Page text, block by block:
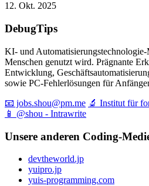
12. Okt. 2025
DebugTips
KI- und
Menschen genutzt wird. Prägnante
Entwicklung,
sowie PC-Fehlerlösungen für
📧 jobs.shou@pm.me 🔬 Institut für
📱 @shou - Intrawrite
Unsere anderen Coding-
devtheworld.jp
yuipro.jp
yuis-programming.com